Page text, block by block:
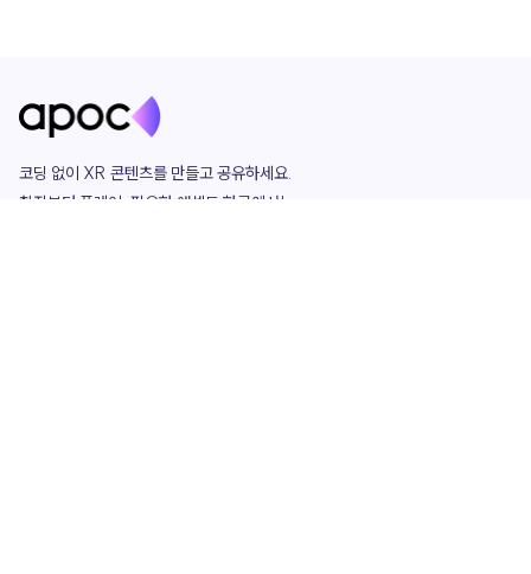
코딩 없이 XR 콘텐츠를 만들고 공유하세요.
창작부터 플레이, 필요한 애셋도 한곳에서!